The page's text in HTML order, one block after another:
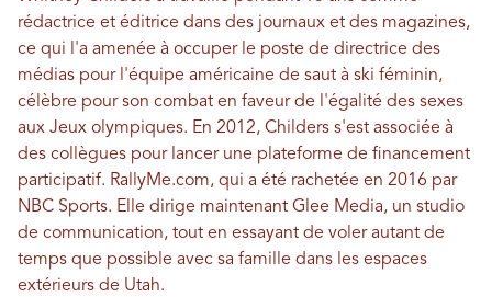
rédactrice et éditrice dans des journaux et des magazines,
ce qui l'a amenée à occuper le poste de directrice des
médias pour l'équipe américaine de saut à ski féminin,
célèbre pour son combat en faveur de l'égalité des sexes
aux Jeux olympiques. En 2012, Childers s'est associée à
des collègues pour lancer une plateforme de financement
participatif. RallyMe.com, qui a été rachetée en 2016 par
NBC Sports. Elle dirige maintenant Glee Media, un studio
de communication, tout en essayant de voler autant de
temps que possible avec sa famille dans les espaces
extérieurs de Utah.